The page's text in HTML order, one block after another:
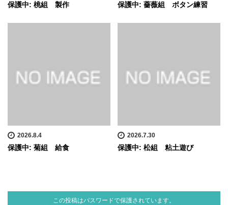
保護中: 桃組 製作 保護中: 薔薇組 ボタン練習
2026.8.4
保護中: 菊組 給食
2026.7.30
保護中: 松組 粘土遊び
この投稿はパスワードで保護されています。